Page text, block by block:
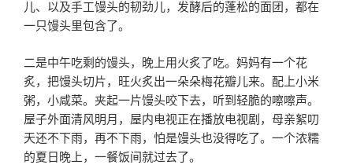
儿、以及手工馒头的韧劲儿，发酵后的蓬松的面团，都在
一只馒头里包含了。
二是中午吃剩的馒头，晚上用火炙了吃。妈妈有一个花
炙，把馒头切片，旺火炙出一朵朵梅花瓣儿来。配上小米
粥，小咸菜。夹起一片馒头咬下去，听到轻脆的嚓嚓声。
屋子外面清风明月，屋内电视正在播放电视剧，母亲絮叨
天还不下雨，再不下雨，怕是馒头也没得吃了。一个浓糯
的夏日晚上，一餐饭间就过去了。